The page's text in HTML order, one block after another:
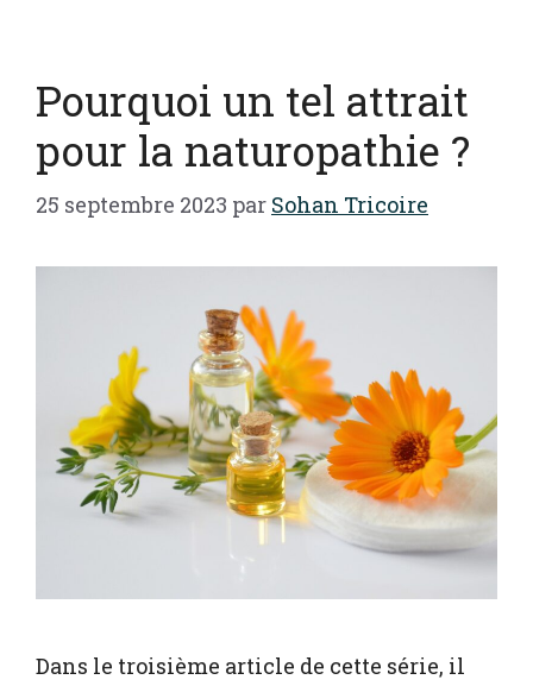
Pourquoi un tel attrait
pour la naturopathie ?
25 septembre 2023 par Sohan Tricoire
Dans le troisième article de cette série, il